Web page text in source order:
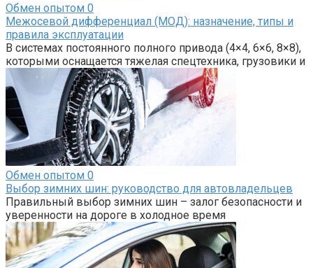
Обмен опытом 0
Межосевой дифференциал (МОД): назначение, типы и
правила эксплуатации
В системах постоянного полного привода (4×4, 6×6, 8×8),
которыми оснащается тяжелая спецтехника, грузовики и
Обмен опытом 0
Выбор зимних шин: руководство для автовладельцев
Правильный выбор зимних шин – залог безопасности и
уверенности на дороге в холодное время